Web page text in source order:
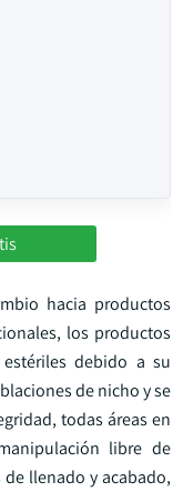
hacia productos
los productos
debido a su
de nicho y se
todas áreas en
libre de
llenado y acabado,